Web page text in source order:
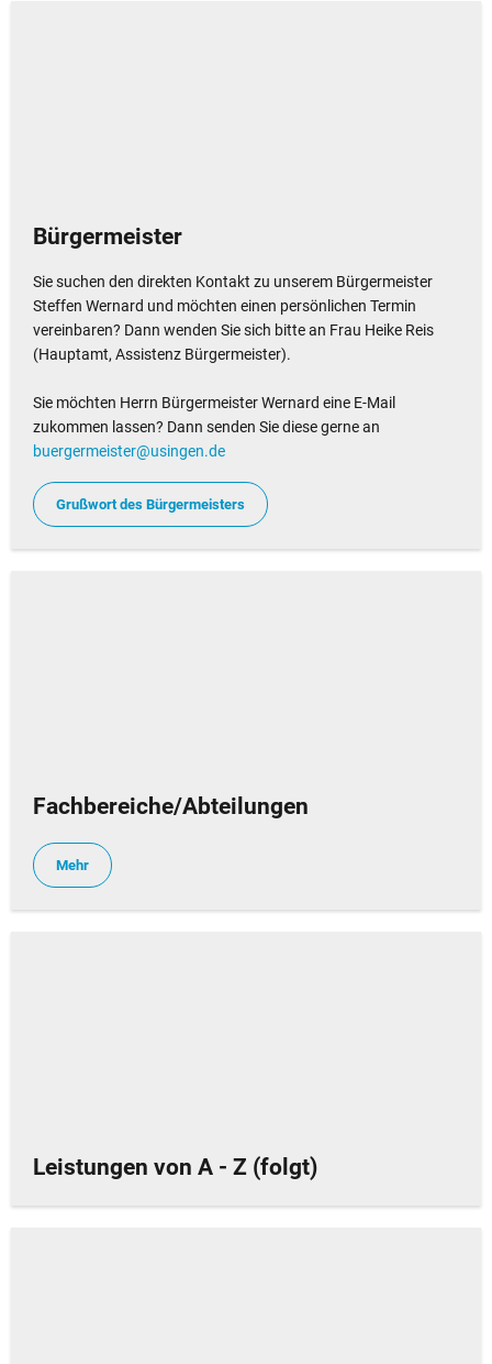
Bürgermeister
Sie suchen den direkten Kontakt zu unserem Bürgermeister
Steffen Wernard und möchten einen persönlichen Termin
vereinbaren? Dann wenden Sie sich bitte an Frau Heike Reis
(Hauptamt, Assistenz Bürgermeister).
Sie möchten Herrn Bürgermeister Wernard eine E-Mail
zukommen lassen? Dann senden Sie diese gerne an
buergermeister@usingen.de
Grußwort des Bürgermeisters
Fachbereiche/Abteilungen
Mehr
Leistungen von A - Z (folgt)